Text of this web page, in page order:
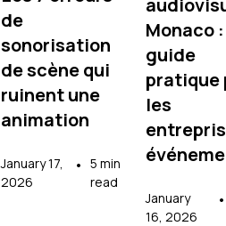
de
sonorisation
de scène qui
ruinent une
animation
January 17,
2026
• 5 min
read
Monaco :
guide
pratique
les
January
16, 2026
•